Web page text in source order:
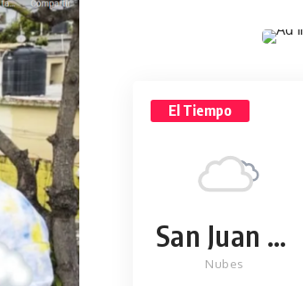
El Tiempo
San Juan de la Maguana
Nubes